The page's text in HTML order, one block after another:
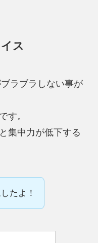
ス
ラブラしない事が
す。
集中力が低下する
たよ！